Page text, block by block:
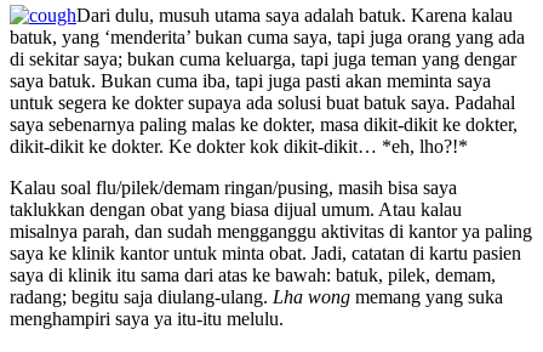
Dari dulu, musuh utama saya adalah batuk. Karena kalau
batuk, yang ‘menderita’ bukan cuma saya, tapi juga orang yang ada
di sekitar saya; bukan cuma keluarga, tapi juga teman yang dengar
saya batuk. Bukan cuma iba, tapi juga pasti akan meminta saya
untuk segera ke dokter supaya ada solusi buat batuk saya. Padahal
saya sebenarnya paling malas ke dokter, masa dikit-dikit ke dokter,
dikit-dikit ke dokter. Ke dokter kok dikit-dikit… *eh, lho?!*
Kalau soal flu/pilek/demam ringan/pusing, masih bisa saya
taklukkan dengan obat yang biasa dijual umum. Atau kalau
misalnya parah, dan sudah mengganggu aktivitas di kantor ya paling
saya ke klinik kantor untuk minta obat. Jadi, catatan di kartu pasien
saya di klinik itu sama dari atas ke bawah: batuk, pilek, demam,
radang; begitu saja diulang-ulang. Lha wong memang yang suka
menghampiri saya ya itu-itu melulu.